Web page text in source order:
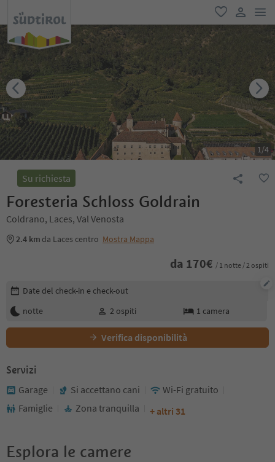
favoriti
user link
1/4
Su richiesta
Foresteria Schloss Goldrain
Coldrano, Laces, Val Venosta
2.4 km da Laces centro Mostra Mappa
da 170€ / 1 notte / 2 ospiti
Modifica i dettagli della prenotazione
Date del check-in e check-out
notte
2 ospiti 1 camera
Verifica disponibilità
Servizi
Garage Si accettano cani
Wi-Fi gratuito
Famiglie
Zona tranquilla + altri 31
Esplora le camere